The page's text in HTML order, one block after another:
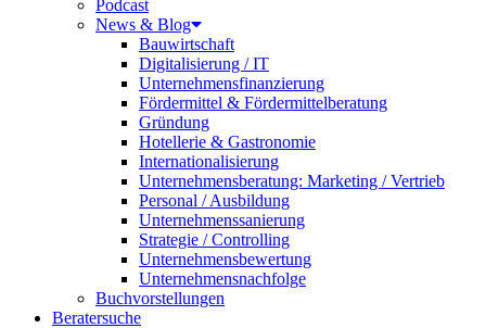
Podcast
News & Blog
Bauwirtschaft
Digitalisierung / IT
Unternehmensfinanzierung
Fördermittel & Fördermittelberatung
Gründung
Hotellerie & Gastronomie
Internationalisierung
Unternehmensberatung: Marketing / Vertrieb
Personal / Ausbildung
Unternehmenssanierung
Strategie / Controlling
Unternehmensbewertung
Unternehmensnachfolge
Buchvorstellungen
Beratersuche